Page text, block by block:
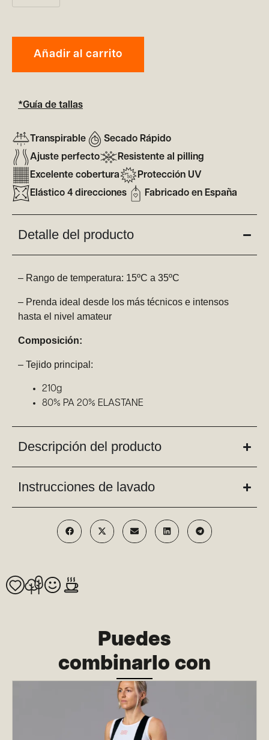
Añadir al carrito
*Guía de tallas
Transpirable
Secado Rápido
Ajuste perfecto
Resistente al pilling
Excelente cobertura
Protección UV
Elástico 4 direcciones
Fabricado en España
Detalle del producto
– Rango de temperatura: 15ºC a 35ºC
– Prenda ideal desde los más técnicos e intensos
hasta el nivel amateur
Composición:
– Tejido principal:
210g
80% PA 20% ELASTANE
Descripción del producto
Instrucciones de lavado
Puedes
combinarlo con